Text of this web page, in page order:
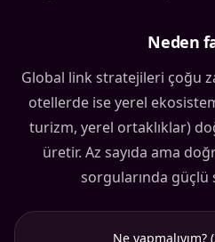
Neden
Global link stratejileri çoğu
otellerde ise yerel
turizm, yerel ortaklıklar)
üretir. Az sayıda ama
sorgularında güçlü
Ne yapmalıyım?